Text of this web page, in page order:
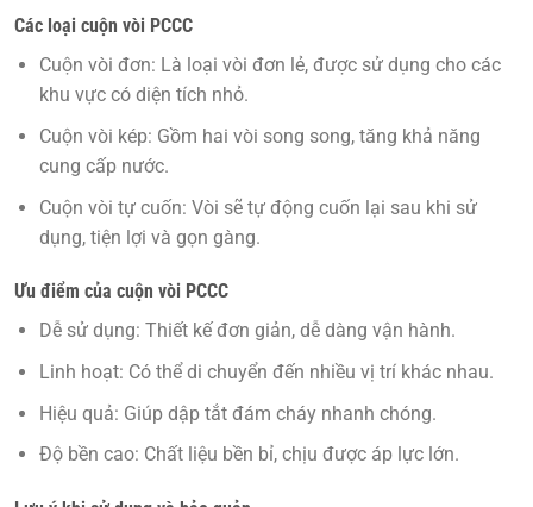
Các loại cuộn vòi PCCC
Cuộn vòi đơn: Là loại vòi đơn lẻ, được sử dụng cho các
khu vực có diện tích nhỏ.
Cuộn vòi kép: Gồm hai vòi song song, tăng khả năng
cung cấp nước.
Cuộn vòi tự cuốn: Vòi sẽ tự động cuốn lại sau khi sử
dụng, tiện lợi và gọn gàng.
Ưu điểm của cuộn vòi PCCC
Dễ sử dụng: Thiết kế đơn giản, dễ dàng vận hành.
Linh hoạt: Có thể di chuyển đến nhiều vị trí khác nhau.
Hiệu quả: Giúp dập tắt đám cháy nhanh chóng.
Độ bền cao: Chất liệu bền bỉ, chịu được áp lực lớn.